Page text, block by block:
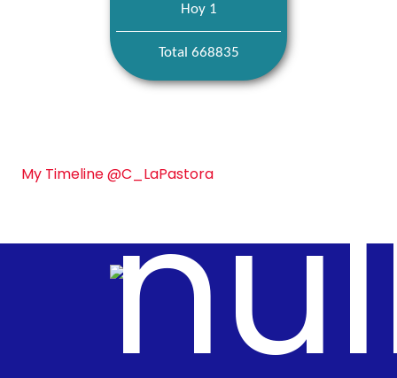
Hoy 1
Total 668835
My Timeline @C_LaPastora